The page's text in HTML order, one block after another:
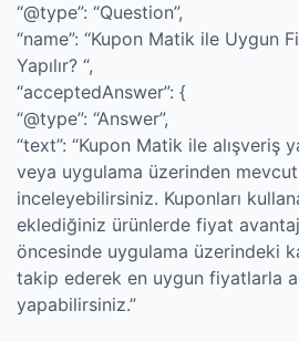
“@type”: “Question”,
“name”: “Kupon Matik ile Uygun
Yapılır? “,
“acceptedAnswer”: {
“@type”: “Answer”,
“text”: “Kupon Matik ile alışveriş
veya uygulama üzerinden mevcut
inceleyebilirsiniz. Kuponları
eklediğiniz ürünlerde fiyat
öncesinde uygulama üzerindeki
takip ederek en uygun fiyatlarla
yapabilirsiniz.”